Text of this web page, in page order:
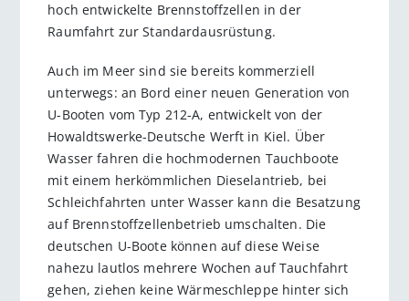
hoch entwickelte Brennstoffzellen in der
Raumfahrt zur Standardausrüstung.
Auch im Meer sind sie bereits kommerziell
unterwegs: an Bord einer neuen Generation von
U-Booten vom Typ 212-A, entwickelt von der
Howaldtswerke-Deutsche Werft in Kiel. Über
Wasser fahren die hochmodernen Tauchboote
mit einem herkömmlichen Dieselantrieb, bei
Schleichfahrten unter Wasser kann die Besatzung
auf Brennstoffzellenbetrieb umschalten. Die
deutschen U-Boote können auf diese Weise
nahezu lautlos mehrere Wochen auf Tauchfahrt
gehen, ziehen keine Wärmeschleppe hinter sich